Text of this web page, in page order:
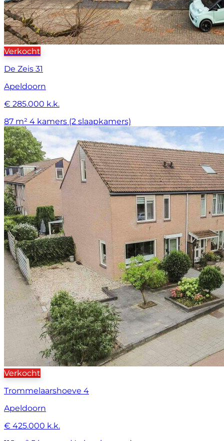
Verkocht
De Zeis 31
Apeldoorn
€ 285.000 k.k.
87 m² 4 kamers (2 slaapkamers)
Verkocht
Trommelaarshoeve 4
Apeldoorn
€ 425.000 k.k.